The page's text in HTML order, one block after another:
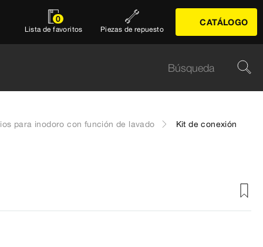
0
Lista de favoritos Piezas de repuesto
CATÁLOGO
para inodoro con función de lavado Kit de conexión